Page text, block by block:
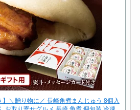
】＼贈り物に／ 長崎角煮まんじゅう 8個入